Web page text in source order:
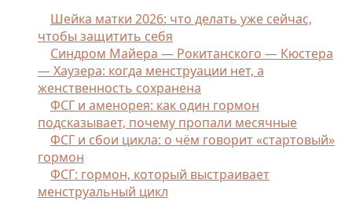
Шейка матки 2026: что делать уже сейчас,
чтобы защитить себя
Синдром Майера — Рокитанского — Кюстера
— Хаузера: когда менструации нет, а
женственность сохранена
ФСГ и аменорея: как один гормон
подсказывает, почему пропали месячные
ФСГ и сбои цикла: о чём говорит «стартовый»
гормон
ФСГ: гормон, который выстраивает
менструальный цикл